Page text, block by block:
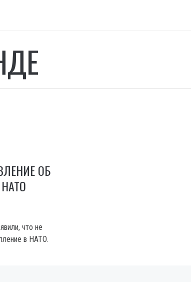
ОБ
что не
в НАТО.